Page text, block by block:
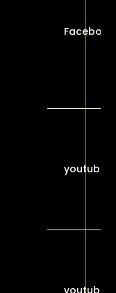
Facebook